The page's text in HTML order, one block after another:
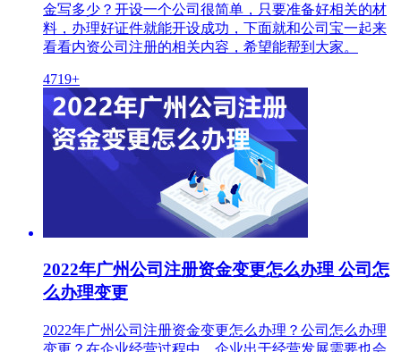
金写多少？开设一个公司很简单，只要准备好相关的材
料，办理好证件就能开设成功，下面就和公司宝一起来
看看内资公司注册的相关内容，希望能帮到大家。
4719+
2022年广州公司注册资金变更怎么办理 公司怎
么办理变更
2022年广州公司注册资金变更怎么办理？公司怎么办理
变更？在企业经营过程中，企业出于经营发展需要也会